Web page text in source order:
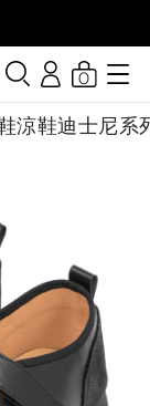
涼鞋迪士尼系
0